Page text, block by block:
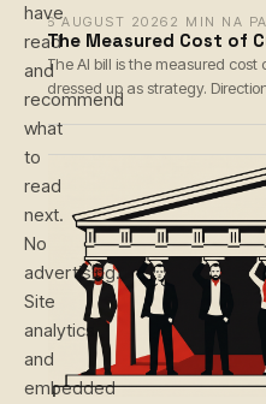
6 AUGUST 2026 2 MIN NA
The Measured Cost of
The AI bill is the measured
dressed up as strategy.
have
read
and
recommend
what
to
read
next.
No
advertising.
Site
analytics
and
embedded